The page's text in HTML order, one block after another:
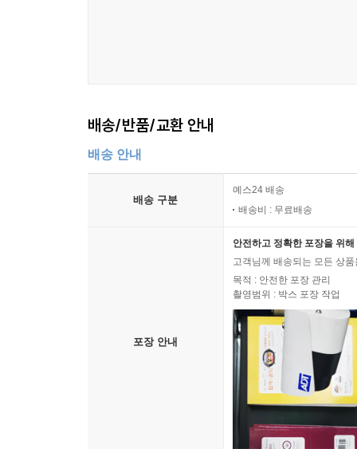
배송/반품/교환 안내
배송 안내
배송 구분
예스24 배송
배송비 : 무료배송
포장 안내
안전하고 정확한 포장을 위
고객님께 배송되는 모든 상
목적 : 안전한 포장 관리
촬영범위 : 박스 포장 작업